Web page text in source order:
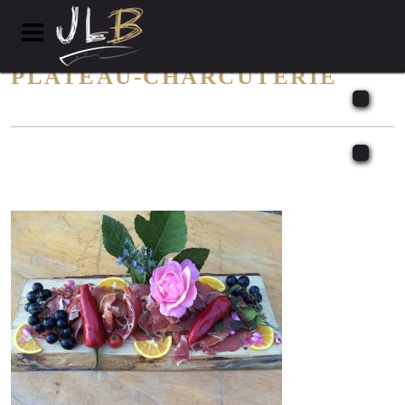
PLATEAU-CHARCUTERIE